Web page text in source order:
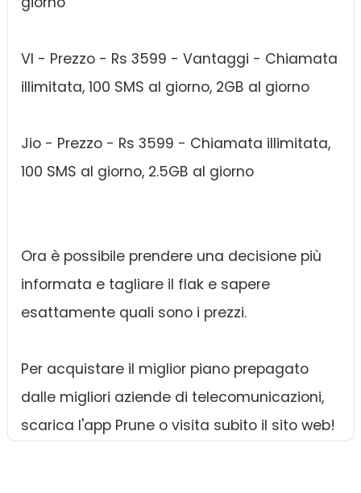
VI - Prezzo - Rs 3599 - Vantaggi - Chiamata
illimitata, 100 SMS al giorno, 2GB al giorno
Jio - Prezzo - Rs 3599 - Chiamata illimitata,
100 SMS al giorno, 2.5GB al giorno
Ora è possibile prendere una decisione più
informata e tagliare il flak e sapere
esattamente quali sono i prezzi.
Per acquistare il miglior piano prepagato
dalle migliori aziende di telecomunicazioni,
scarica l'app Prune o visita subito il sito web!